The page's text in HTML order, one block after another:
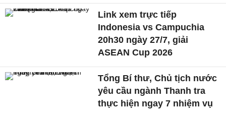
Link xem trực tiếp
Indonesia vs Campuchia
20h30 ngày 27/7, giải
ASEAN Cup 2026
Tổng Bí thư, Chủ tịch nước
yêu cầu ngành Thanh tra
thực hiện ngay 7 nhiệm vụ